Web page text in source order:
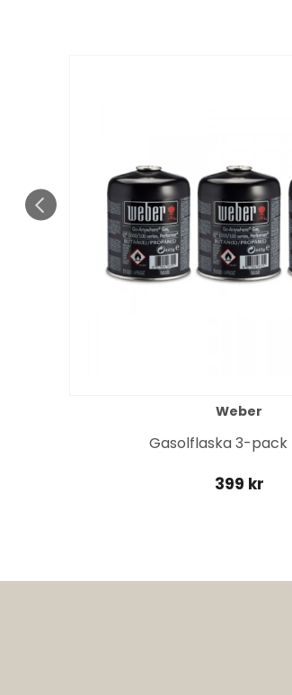
Weber
Gasolflaska 3-
399 kr